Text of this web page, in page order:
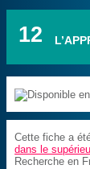
12
Cette fiche a
dans le
Recherche en